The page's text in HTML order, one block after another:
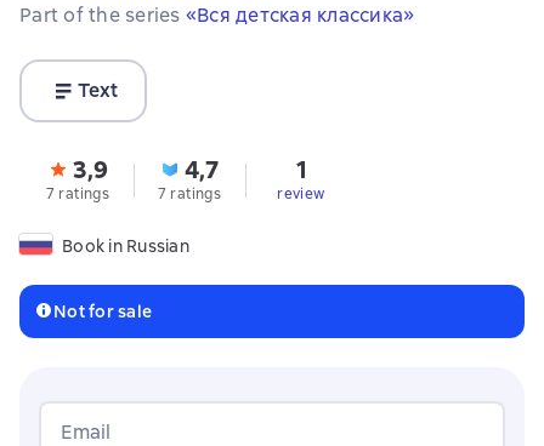
Part of the series «Вся детская классика»
Text
3,9
7 ratings
4,7
7 ratings
1
review
Book in Russian
Not for sale
Email